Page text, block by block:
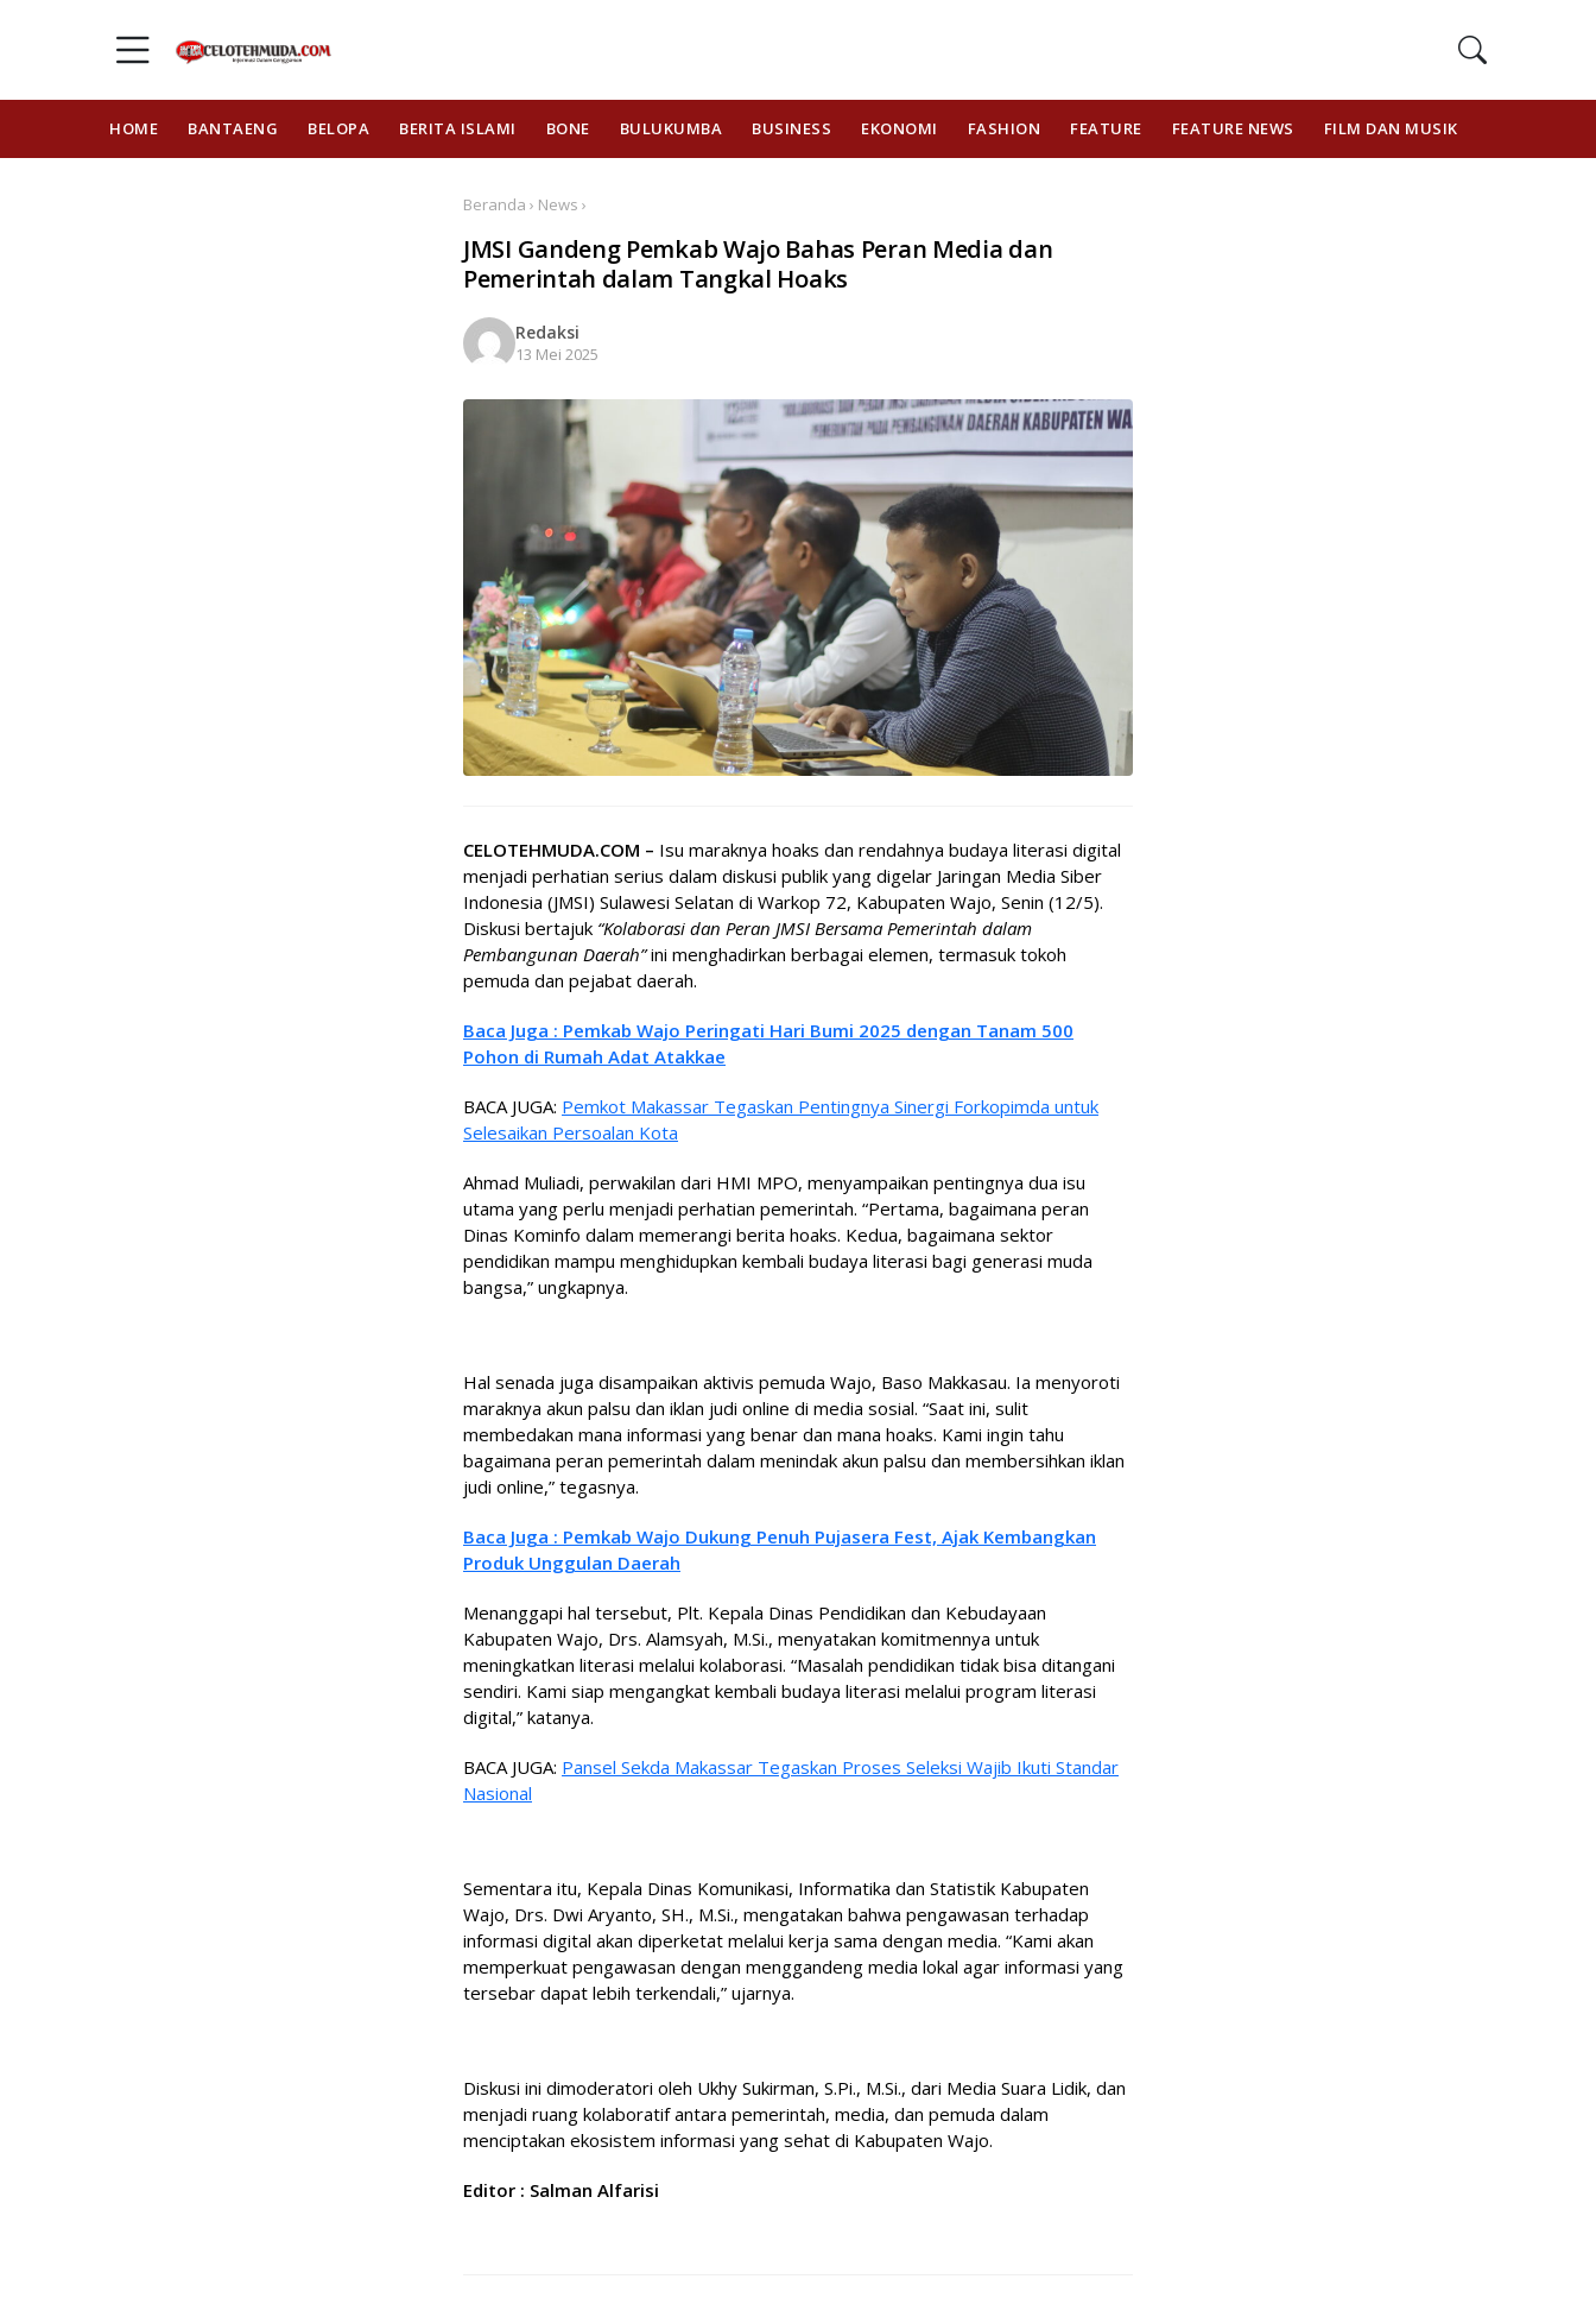
HOME BANTAENG BELOPA BERITA ISLAMI BONE BULUKUMBA BUSINESS EKONOMI FASHION FEATURE FEATURE NEWS FILM DAN MUSIK
Beranda › News ›
JMSI Gandeng Pemkab Wajo Bahas Peran Media dan
Pemerintah dalam Tangkal Hoaks
Redaksi
13 Mei 2025
CELOTEHMUDA.COM – Isu maraknya hoaks dan rendahnya budaya literasi digital
menjadi perhatian serius dalam diskusi publik yang digelar Jaringan Media Siber
Indonesia (JMSI) Sulawesi Selatan di Warkop 72, Kabupaten Wajo, Senin (12/5).
Diskusi bertajuk “Kolaborasi dan Peran JMSI Bersama Pemerintah dalam
Pembangunan Daerah”ini menghadirkan berbagai elemen, termasuk tokoh
pemuda dan pejabat daerah.
Baca Juga : Pemkab Wajo Peringati Hari Bumi 2025 dengan Tanam 500
Pohon di Rumah Adat Atakkae
BACA JUGA: Pemkot Makassar Tegaskan Pentingnya Sinergi Forkopimda untuk
Selesaikan Persoalan Kota
Ahmad Muliadi, perwakilan dari HMI MPO, menyampaikan pentingnya dua isu
utama yang perlu menjadi perhatian pemerintah. “Pertama, bagaimana peran
Dinas Kominfo dalam memerangi berita hoaks. Kedua, bagaimana sektor
pendidikan mampu menghidupkan kembali budaya literasi bagi generasi muda
bangsa,” ungkapnya.
Hal senada juga disampaikan aktivis pemuda Wajo, Baso Makkasau. Ia menyoroti
maraknya akun palsu dan iklan judi online di media sosial. “Saat ini, sulit
membedakan mana informasi yang benar dan mana hoaks. Kami ingin tahu
bagaimana peran pemerintah dalam menindak akun palsu dan membersihkan iklan
judi online,” tegasnya.
Baca Juga : Pemkab Wajo Dukung Penuh Pujasera Fest, Ajak Kembangkan
Produk Unggulan Daerah
Menanggapi hal tersebut, Plt. Kepala Dinas Pendidikan dan Kebudayaan
Kabupaten Wajo, Drs. Alamsyah, M.Si., menyatakan komitmennya untuk
meningkatkan literasi melalui kolaborasi. “Masalah pendidikan tidak bisa ditangani
sendiri. Kami siap mengangkat kembali budaya literasi melalui program literasi
digital,” katanya.
BACA JUGA: Pansel Sekda Makassar Tegaskan Proses Seleksi Wajib Ikuti Standar
Nasional
Sementara itu, Kepala Dinas Komunikasi, Informatika dan Statistik Kabupaten
Wajo, Drs. Dwi Aryanto, SH., M.Si., mengatakan bahwa pengawasan terhadap
informasi digital akan diperketat melalui kerja sama dengan media. “Kami akan
memperkuat pengawasan dengan menggandeng media lokal agar informasi yang
tersebar dapat lebih terkendali,” ujarnya.
Diskusi ini dimoderatori oleh Ukhy Sukirman, S.Pi., M.Si., dari Media Suara Lidik, dan
menjadi ruang kolaboratif antara pemerintah, media, dan pemuda dalam
menciptakan ekosistem informasi yang sehat di Kabupaten Wajo.
Editor : Salman Alfarisi